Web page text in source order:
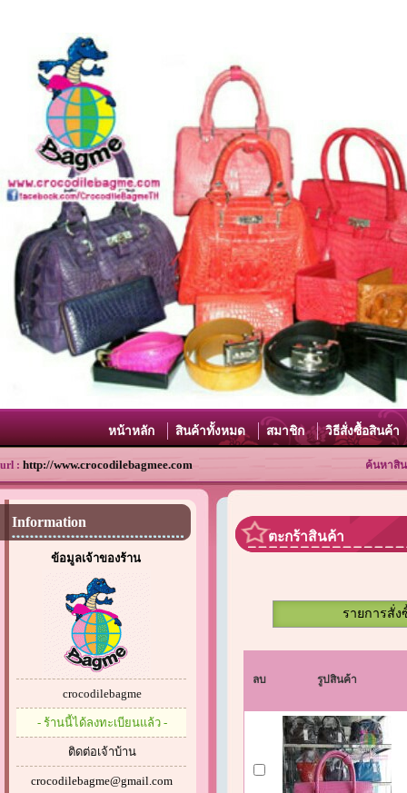
หน้าหลัก สินค้าทั้งหมด สมาชิก วิธีสั่งซื้อสินค้า
url : http://www.crocodilebagmee.com ค้นหาสิ
Information
ข้อมูลเจ้าของร้าน
crocodilebagme
- ร้านนี้ได้ลงทะเบียนแล้ว -
ติดต่อเจ้าบ้าน
crocodilebagme@gmail.com
ตะกร้าสินค้า
รายการสั่ง
ลบ รูปสินค้า